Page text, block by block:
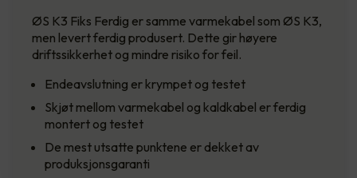
ØS K3 Fiks Ferdig er samme varmekabel som ØS K3,
men levert ferdig produsert. Dette gir høyere
driftssikkerhet og mindre risiko for feil.
Endeavslutning er krympet og testet
Skjøt mellom varmekabel og kaldkabel er ferdig
montert og testet
De mest utsatte punktene er dekket av
produksjonsgaranti